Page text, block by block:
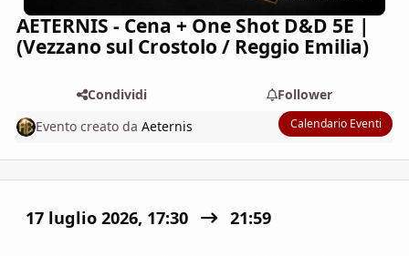
AETERNIS - Cena + One Shot D&D 5E |
(Vezzano sul Crostolo / Reggio Emilia)
Condividi
Follower
Evento creato daAeternis Calendario Eventi
17 luglio 2026, 17:30 21:59